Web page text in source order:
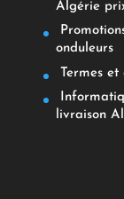
Algérie
onduleurs
Termes
livraison